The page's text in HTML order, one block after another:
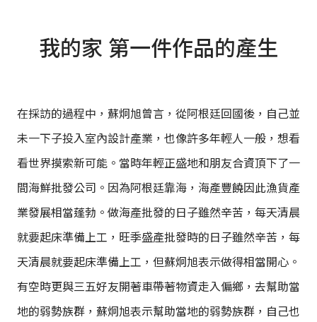
我的家 第一件作品的產生
在採訪的過程中，蘇炯旭曾言，從阿根廷回國後，自己並
未一下子投入室內設計產業，也像許多年輕人一般，想看
看世界摸索新可能。當時年輕正盛地和朋友合資頂下了一
間海鮮批發公司。因為阿根廷靠海，海產豐饒因此漁貨產
業發展相當蓬勃。做海產批發的日子雖然辛苦，每天清晨
就要起床準備上工，旺季盛產批發時的日子雖然辛苦，每
天清晨就要起床準備上工，但蘇炯旭表示做得相當開心。
有空時更與三五好友開著車帶著物資走入偏鄉，去幫助當
地的弱勢族群，蘇炯旭表示幫助當地的弱勢族群，自己也